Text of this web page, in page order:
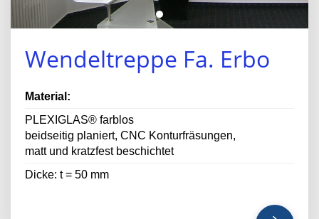
Wendeltreppe Fa. Erbo
Material:
PLEXIGLAS® farblos
beidseitig planiert, CNC Konturfräsungen,
matt und kratzfest beschichtet
Dicke: t = 50 mm